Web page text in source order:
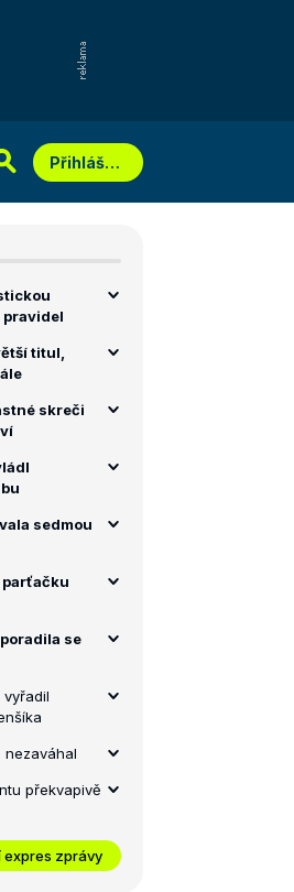
Přihlášení
titul,
skreči
sedmou
parťačku
se
vyřadil
nezaváhal
překvapivě
expres zprávy